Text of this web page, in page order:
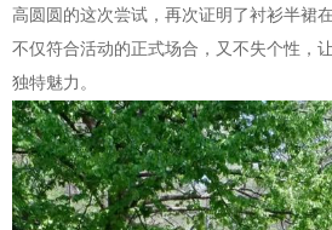
高圆圆的这次尝试，再次证明了衬衫半裙
不仅符合活动的正式场合，又不失个性，
独特魅力。